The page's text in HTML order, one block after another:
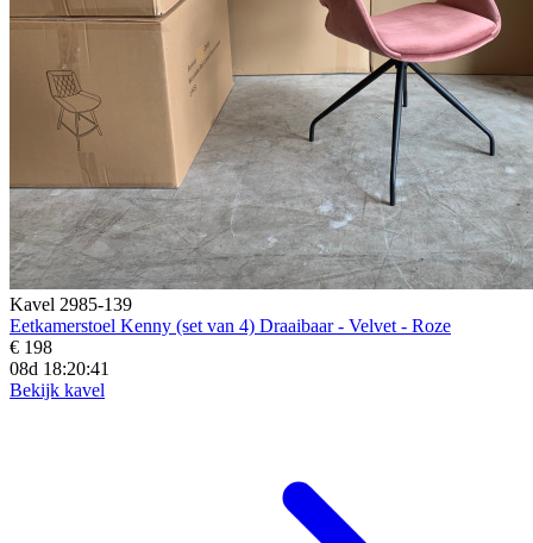
Kavel 2985-139
Eetkamerstoel Kenny (set van 4) Draaibaar - Velvet - Roze
€ 198
08d 18:20:39
Bekijk kavel